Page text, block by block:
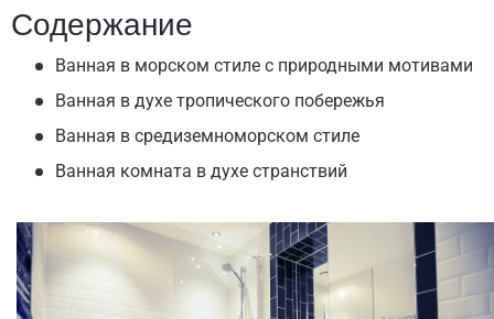
Содержание
Ванная в морском стиле с природными мотивами
Ванная в духе тропического побережья
Ванная в средиземноморском стиле
Ванная комната в духе странствий